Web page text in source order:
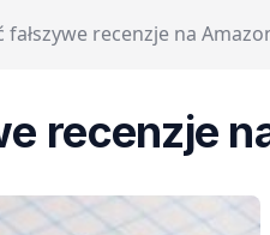
recenzje na
recenzje